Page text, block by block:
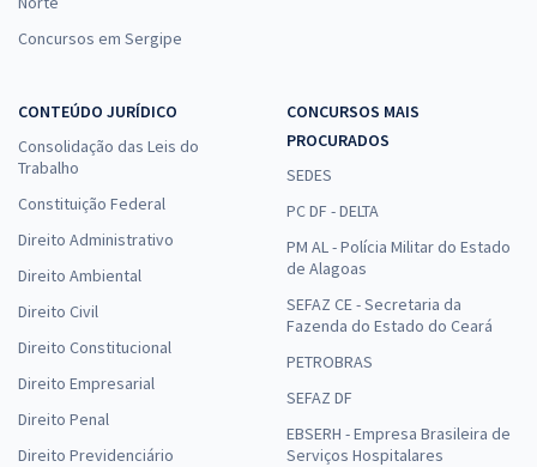
Concursos em Sergipe
CONTEÚDO JURÍDICO
Consolidação das Leis do
Trabalho
Constituição Federal
Direito Administrativo
Direito Ambiental
Direito Civil
Direito Constitucional
Direito Empresarial
Direito Penal
Direito Previdenciário
CONCURSOS MAIS
PROCURADOS
SEDES
PC DF - DELTA
PM AL - Polícia Militar do Estado
de Alagoas
SEFAZ CE - Secretaria da
Fazenda do Estado do Ceará
PETROBRAS
SEFAZ DF
EBSERH - Empresa Brasileira de
Serviços Hospitalares